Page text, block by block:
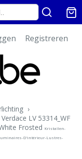
Registreren
›
LV 53314_WF
Frosted Kristallen-
D'intérieur-Lustres-